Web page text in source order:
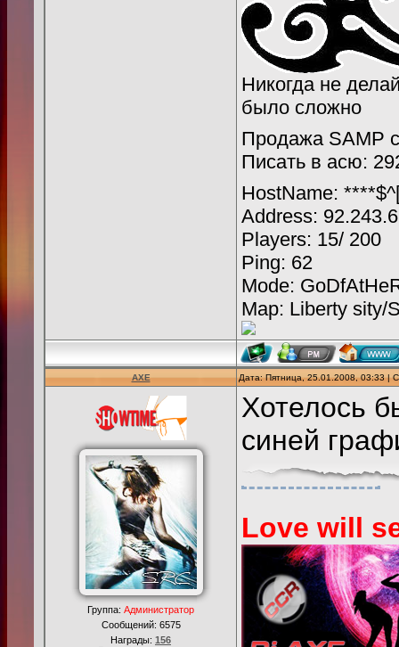
Никогда не
было сложно
Продажа SAMP
Писать в асю:
HostName:
Address:
Players: 15/ 200
Ping: 62
Mode:
Map: Liberty sity/
AXE Дата: Пятница, 25.01.2008, 03:33 |
Группа: Администратор
Сообщений: 6575
Награды: 156
Хотелось
синей
Love will